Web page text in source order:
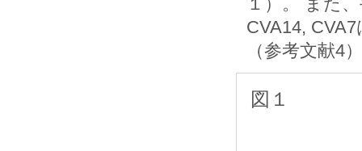
CVA14,
（参考文献4
図１